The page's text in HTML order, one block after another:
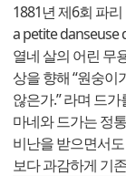
1881년 제6회 파
a petite danseuse
열네 살의 어린 무
상을 향해 “원숭이
않은가.” 라며 드
마네와 드가는 정
비난을 받으면서
보다 과감하게 기